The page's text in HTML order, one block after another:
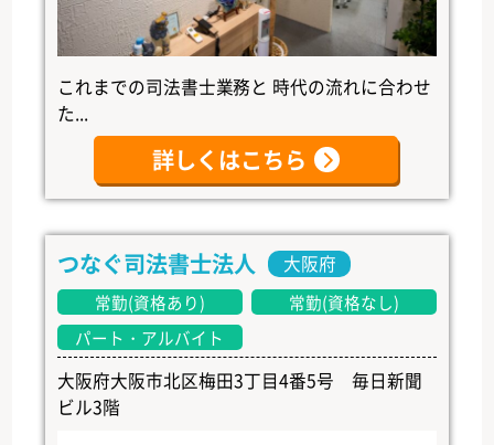
これまでの司法書士業務と 時代の流れに合わせ
た...
詳しくはこちら
つなぐ司法書士法人 大阪府
常勤(資格あり)
常勤(資格なし)
パート・アルバイト
大阪府大阪市北区梅田3丁目4番5号 毎日新聞
ビル3階